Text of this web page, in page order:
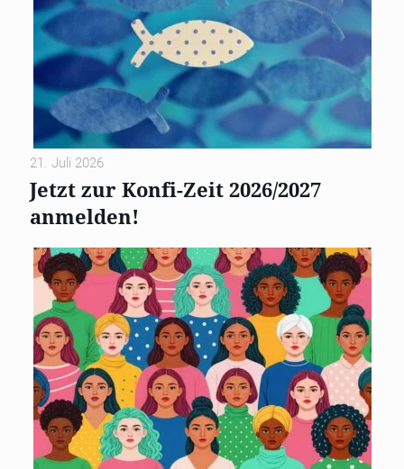
21. Juli 2026
Jetzt zur Konfi-Zeit 2026/2027
anmelden!